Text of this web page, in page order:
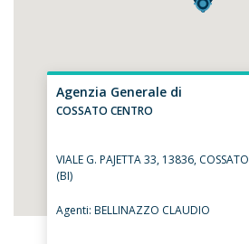
Agenzia Generale di
COSSATO CENTRO
VIALE G. PAJETTA 33, 13836, COSSATO
(BI)
Agenti: BELLINAZZO CLAUDIO